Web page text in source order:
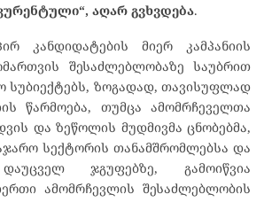
აღარ გვხვდება.
კანდიდატების მიერ კამპანიის
შესაძლებლობაზე საუბრით
სუბიექტებს, ზოგადად, თავისუფლად
წარმოება, თუმცა ამომრჩეველთა
და ზეწოლის მუდმივმა ცნობებმა,
სექტორის თანამშრომლებსა და
ჯგუფებზე, გამოიწვია
ამომრჩევლის შესაძლებლობის